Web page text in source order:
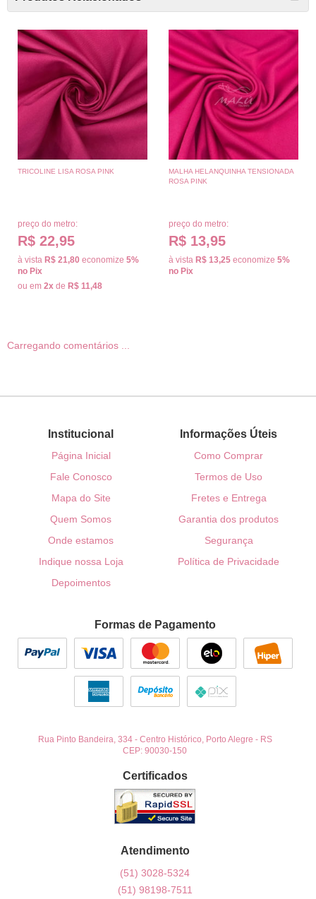
TRICOLINE LISA ROSA PINK
preço do metro:
R$ 22,95
à vista R$ 21,80 economize 5%
no Pix
ou em 2x de R$ 11,48
MALHA HELANQUINHA TENSIONADA
ROSA PINK
preço do metro:
R$ 13,95
à vista R$ 13,25 economize 5%
no Pix
Carregando comentários ...
Institucional
Página Inicial
Fale Conosco
Mapa do Site
Quem Somos
Onde estamos
Indique nossa Loja
Depoimentos
Informações Úteis
Como Comprar
Termos de Uso
Fretes e Entrega
Garantia dos produtos
Segurança
Política de Privacidade
Formas de Pagamento
Rua Pinto Bandeira, 334- Centro Histórico, Porto Alegre - RS
CEP: 90030-150
Certificados
Atendimento
(51) 3028-5324
(51) 98198-7511